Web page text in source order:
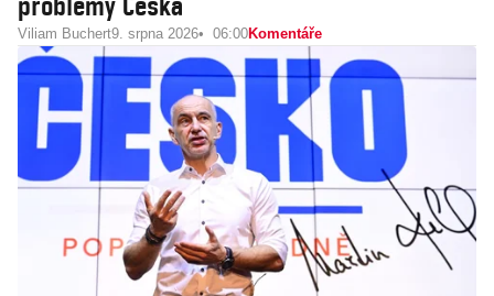
Viliam Buchert9. srpna 2026 06:00Komentáře